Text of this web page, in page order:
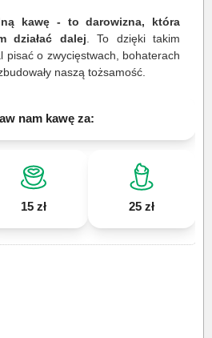
kawę - to darowizna, która
działać dalej . To dzięki takim
pisać o zwycięstwach, bohaterach
naszą tożsamość.
nam kawę za:
15 zł 25 zł